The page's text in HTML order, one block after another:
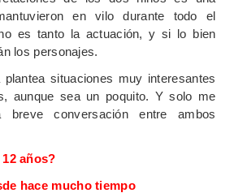
en vilo durante todo el
es tanto la actuación, y si lo bien
los personajes.
situaciones muy interesantes
aunque sea un poquito. Y solo me
breve conversación entre ambos
años?
hace mucho tiempo